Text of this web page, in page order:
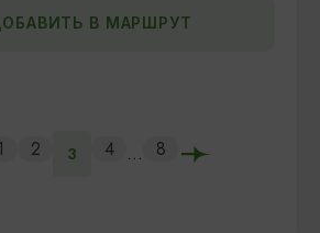
В МАРШРУТ
2 3 4 ... 8